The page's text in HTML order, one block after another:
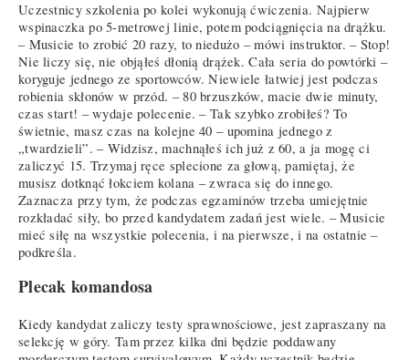
Uczestnicy szkolenia po kolei wykonują ćwiczenia. Najpierw
wspinaczka po 5-metrowej linie, potem podciągnięcia na drążku.
– Musicie to zrobić 20 razy, to niedużo – mówi instruktor. – Stop!
Nie liczy się, nie objąłeś dłonią drążek. Cała seria do powtórki –
koryguje jednego ze sportowców. Niewiele łatwiej jest podczas
robienia skłonów w przód. – 80 brzuszków, macie dwie minuty,
czas start! – wydaje polecenie. – Tak szybko zrobiłeś? To
świetnie, masz czas na kolejne 40 – upomina jednego z
„twardzieli”. – Widzisz, machnąłeś ich już z 60, a ja mogę ci
zaliczyć 15. Trzymaj ręce splecione za głową, pamiętaj, że
musisz dotknąć łokciem kolana – zwraca się do innego.
Zaznacza przy tym, że podczas egzaminów trzeba umiejętnie
rozkładać siły, bo przed kandydatem zadań jest wiele. – Musicie
mieć siłę na wszystkie polecenia, i na pierwsze, i na ostatnie –
podkreśla.
Plecak komandosa
Kiedy kandydat zaliczy testy sprawnościowe, jest zapraszany na
selekcję w góry. Tam przez kilka dni będzie poddawany